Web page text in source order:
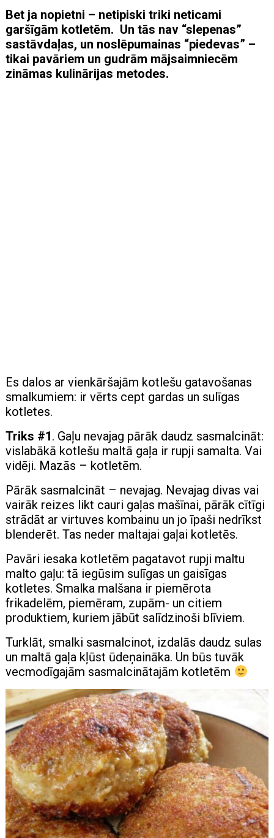
Bet ja nopietni – netipiski triki neticami
garšīgām kotletēm. Un tās nav “slepenas”
sastāvdaļas, un noslēpumainas “piedevas” –
tikai pavāriem un gudrām mājsaimniecēm
zināmas kulinārijas metodes.
Es dalos ar vienkāršajām kotlešu gatavošanas
smalkumiem: ir vērts cept gardas un sulīgas
kotletes.
Triks #1. Gaļu nevajag pārāk daudz sasmalcināt:
vislabākā kotlešu maltā gaļa ir rupji samalta. Vai
vidēji. Mazās – kotletēm.
Pārāk sasmalcināt – nevajag. Nevajag divas vai
vairāk reizes likt cauri gaļas mašīnai, pārāk cītīgi
strādāt ar virtuves kombainu un jo īpaši nedrīkst
blenderēt. Tas neder maltajai gaļai kotletēs.
Pavāri iesaka kotletēm pagatavot rupji maltu
malto gaļu: tā iegūsim sulīgas un gaisīgas
kotletes. Smalka malšana ir piemērota
frikadelēm, piemēram, zupām- un citiem
produktiem, kuriem jābūt salīdzinoši blīviem.
Turklāt, smalki sasmalcinot, izdalās daudz sulas
un maltā gaļa kļūst ūdeņaināka. Un būs tuvāk
vecmodīgajām sasmalcinātajām kotletēm